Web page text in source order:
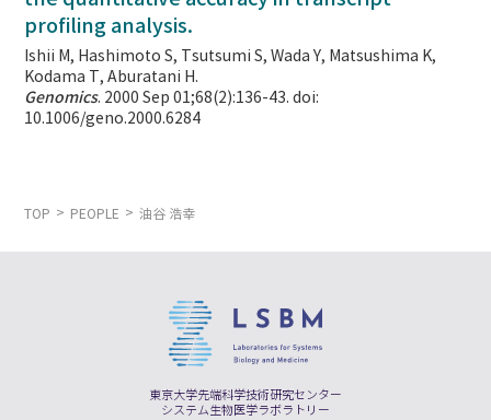
profiling analysis.
Ishii M, Hashimoto S, Tsutsumi S, Wada Y, Matsushima K,
Kodama T, Aburatani H.
Genomics. 2000 Sep 01;68(2):136-43. doi:
10.1006/geno.2000.6284
TOP PEOPLE 油谷 浩幸
東京大学先端科学技術研究センター
システム生物医学ラボラトリー